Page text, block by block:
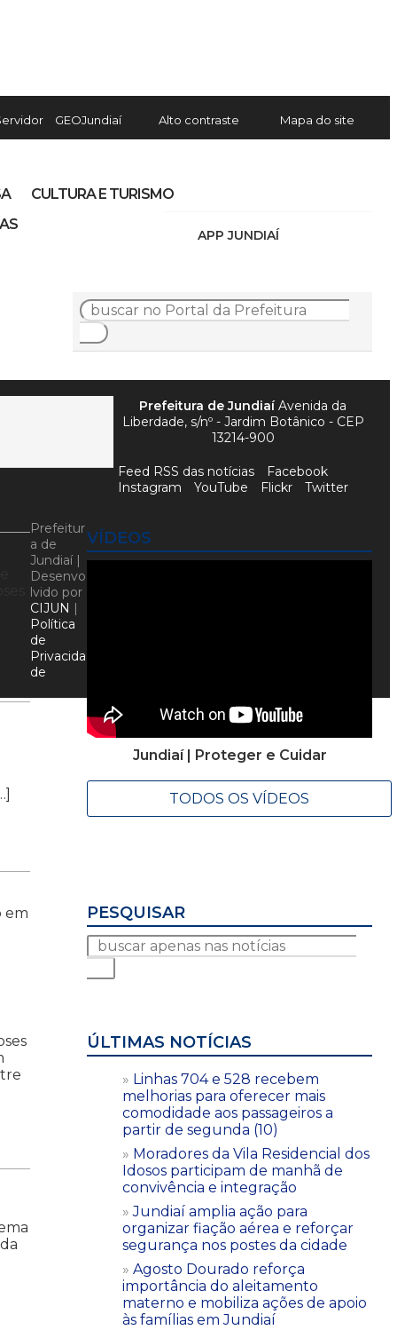
GEOJundiaí Alto contraste Mapa do site
APP JUNDIAÍ
CULTURA E TURISMO
em
VÍDEOS
Jundiaí | Proteger e Cuidar
TODOS OS VÍDEOS
PESQUISAR
ÚLTIMAS NOTÍCIAS
Linhas 704 e 528 recebem
melhorias para oferecer mais
comodidade aos passageiros a
partir de segunda (10)
Moradores da Vila Residencial dos
Idosos participam de manhã de
convivência e integração
Jundiaí amplia ação para
organizar fiação aérea e reforçar
segurança nos postes da cidade
Agosto Dourado reforça
importância do aleitamento
materno e mobiliza ações de apoio
às famílias em Jundiaí
Prefeitura de JundiaíAvenida da
Liberdade, s/nº - Jardim Botânico - CEP
13214-900
Feed RSS das notícias
Facebook
Instagram
YouTube Flickr Twitter
Prefeitur
a de
Jundiaí |
Desenvo
lvido por
CIJUN |
Política
de
Privacida
de